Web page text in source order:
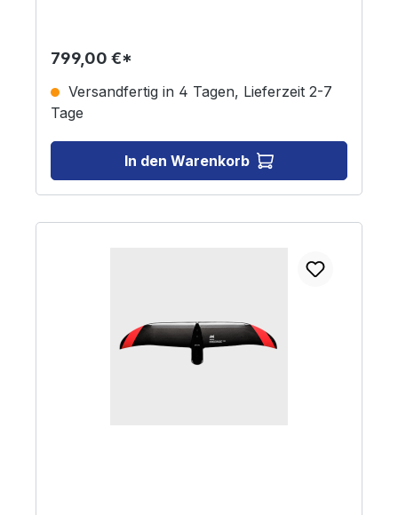
799,00 €*
Versandfertig in 4 Tagen, Lieferzeit 2-7
Tage
In den Warenkorb